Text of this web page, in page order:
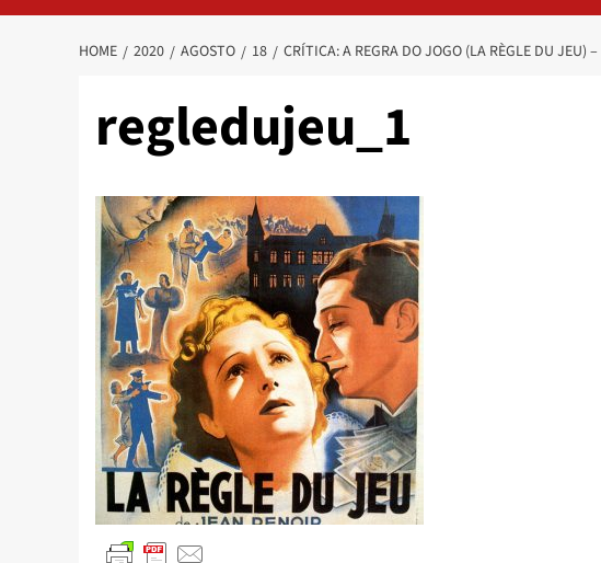
HOME 2020 AGOSTO 18 CRÍTICA: A REGRA DO JOGO (LA RÈGLE DU JEU)
regledujeu_1